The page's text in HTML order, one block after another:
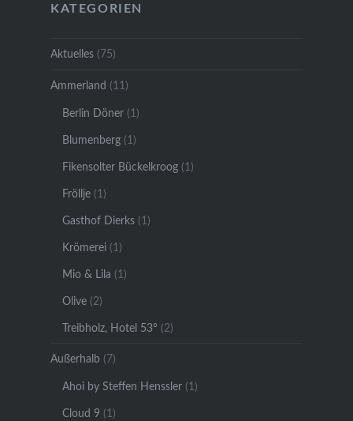
KATEGORIEN
Aktuelles(75)
Ammerland (11)
Berlin Döner(1)
Blumenberg(1)
Fikensolter Bückelkroog(1)
Fröllje(1)
Gasthof Dierks(1)
Krömerei(1)
Mio & Lila (1)
Olive(2)
Treibholz, Hotel 53° (2)
Außerhalb (7)
Ahoi by Steffen Henssler(1)
Cloud 9 (1)